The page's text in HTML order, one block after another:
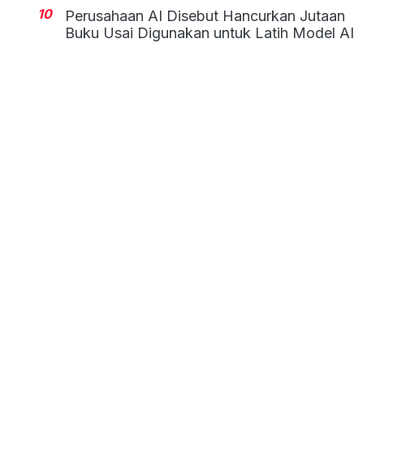
10
Perusahaan AI Disebut Hancurkan Jutaan
Buku Usai Digunakan untuk Latih Model AI